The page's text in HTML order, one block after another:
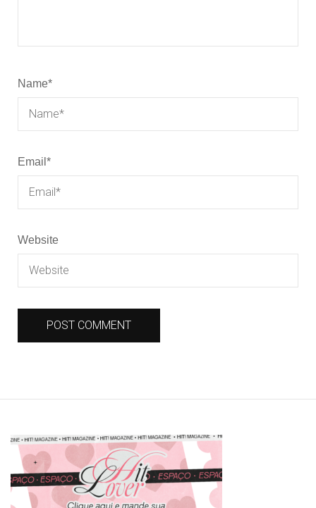
Name*
Email *
Website